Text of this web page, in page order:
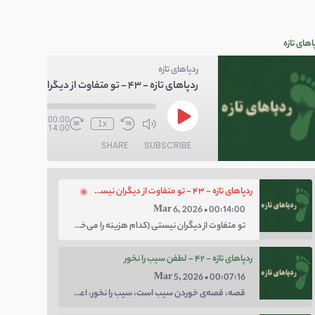
تازه
ردپاهای تازه
1x
00:00
00:14:00
SUBSCRIBE
SHARE
ردپاهای تازه - ۴۳ - تو متفاوت از دیگران نیستی
Mar 6, 2026 • 00:14:00
تو متفاوت از دیگران نیستی (کدام هزینه را می‌خواهی پرداخت کنی؛ هزینه‌ی چاق بودن یا لاغر بودن؟ با توهم متفاوت بودن کار را برای خودت سخت نکن.)
ردپاهای تازه - ۴۲ - لطفن سیب را نخور
Mar 5, 2026 • 00:07:16
قصه، قصه‌ی خوردن سیب است، سیب را نخور، اعتماد کن.